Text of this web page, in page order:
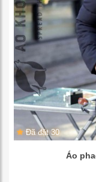
Đã đặt 30
Áo